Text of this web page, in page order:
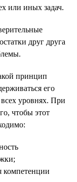
или иных задач.
друг друга
принцип
его
уровнях. При
чтобы этот
компетенции